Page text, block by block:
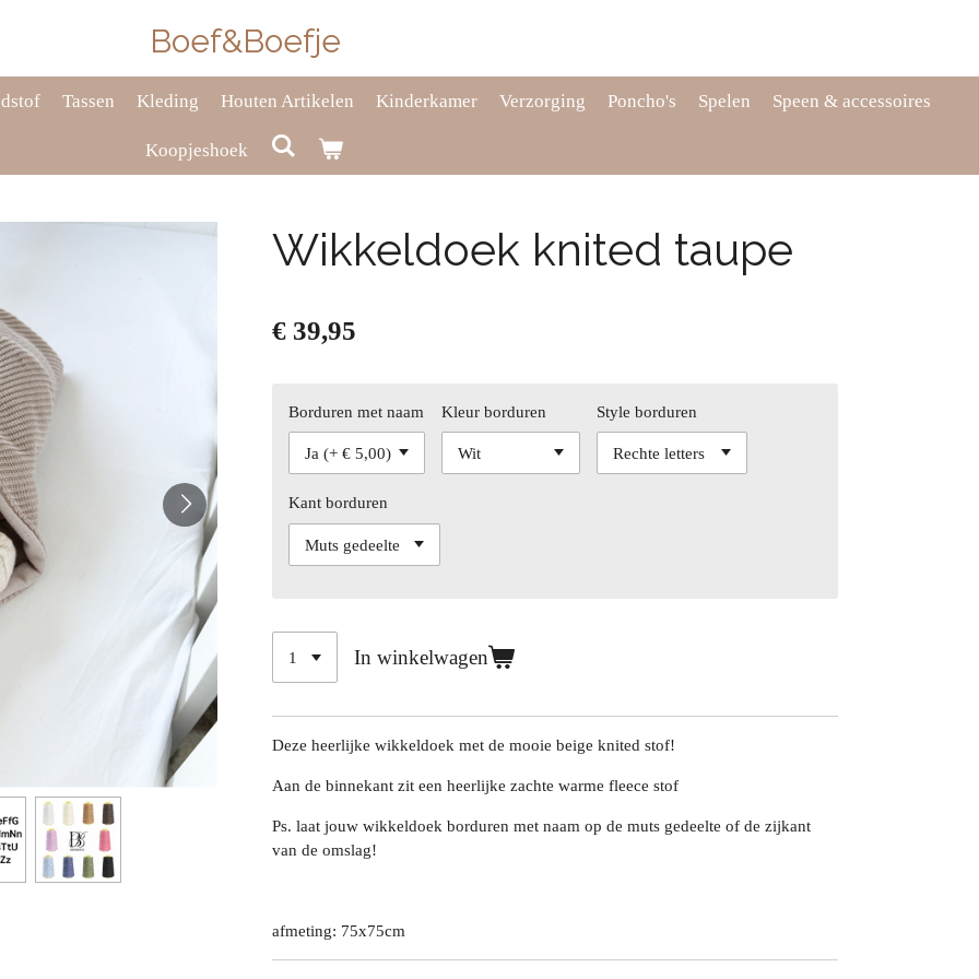
Boef&Boefje
Tassen Kleding Houten Artikelen Kinderkamer Verzorging Poncho's Spelen Speen & accessoires
Koopjeshoek
Wikkeldoek knited taupe
€ 39,95
Borduren met naam Kleur borduren Style borduren
Kant borduren
In winkelwagen
Deze heerlijke wikkeldoek met de mooie beige knited stof!
Aan de binnekant zit een heerlijke zachte warme fleece stof
Ps. laat jouw wikkeldoek borduren met naam op de muts gedeelte of de zijkant
van de omslag!
afmeting: 75x75cm